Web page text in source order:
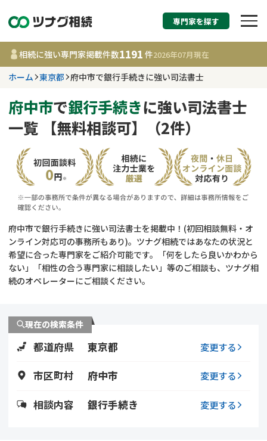
相続税申告・相続手
す
東京都
事務所 1191
相談内容で探す
相続登記
遺留分侵害額請求
相続人調査
コラム
相続手続き
相続登記
専門家を探す
相続に強い専門家掲載件数1191 件2026年07月現在
ホーム 東京都 府中市で銀行手続きに強い司法書士
府中市で銀行手続きに強い司法書士
一覧 【無料相談可】（2件）
府中市で銀行手続きに強い司法書士を掲載中！(初回相談無料・オ
ンライン対応可の事務所もあり)。ツナグ相続ではあなたの状況と
希望に合った専門家をご紹介可能です。「何をしたら良いかわから
ない」「相性の合う専門家に相談したい」等のご相談も、ツナグ相
続のオペレーターにご相談ください。
現在の検索条件
都道府県 東京都 変更する
市区町村 府中市 変更する
相談内容 銀行手続き 変更する